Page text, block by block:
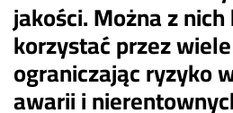
jakości. Można z
korzystać przez
ograniczając ryzyko
awarii i